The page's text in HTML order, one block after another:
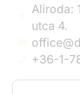
Aliroda:
utca 4.
+36-1-